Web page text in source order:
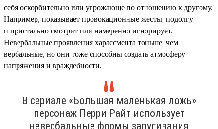
себя оскорбительно или угрожающе по отношению к другому.
Например, показывает провокационные жесты, подолгу
и пристально смотрит или намеренно игнорирует.
Невербальные проявления харассмента тоньше, чем
вербальные, но они тоже способны создать атмосферу
напряжения и враждебности.
В сериале «Большая маленькая ложь»
персонаж Перри Райт использует
невербальные формы запугивания